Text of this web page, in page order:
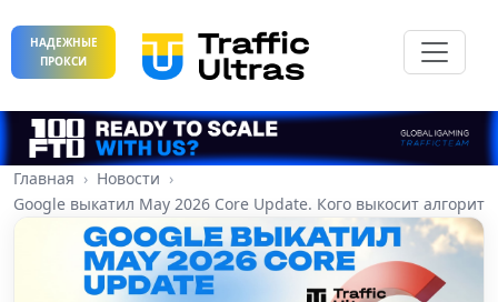
НАДЕЖНЫЕ
ПРОКСИ
Главная
Новости
Google выкатил May 2026 Core Update. Кого выкосит